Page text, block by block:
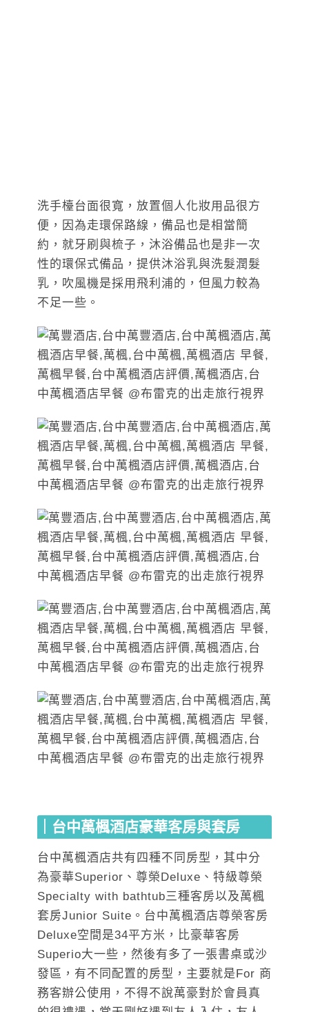
洗手檯台面很寬，放置個人化妝用品很方
便，因為走環保路線，備品也是相當簡
約，就牙刷與梳子，沐浴備品也是非一次
性的環保式備品，提供沐浴乳與洗髮潤髮
乳，吹風機是採用飛利浦的，但風力較為
不足一些。
｜台中萬楓酒店豪華客房與套房
台中萬楓酒店共有四種不同房型，其中分
為豪華Superior、尊榮Deluxe、特級尊榮
Specialty with bathtub三種客房以及萬楓
套房Junior Suite。台中萬楓酒店尊榮客房
Deluxe空間是34平方米，比豪華客房
Superio大一些，然後有多了一張書桌或沙
發區，有不同配置的房型，主要就是For 商
務客辦公使用，不得不說萬豪對於會員真